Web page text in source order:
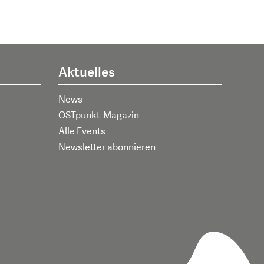
Aktuelles
News
OSTpunkt-Magazin
Alle Events
Newsletter abonnieren